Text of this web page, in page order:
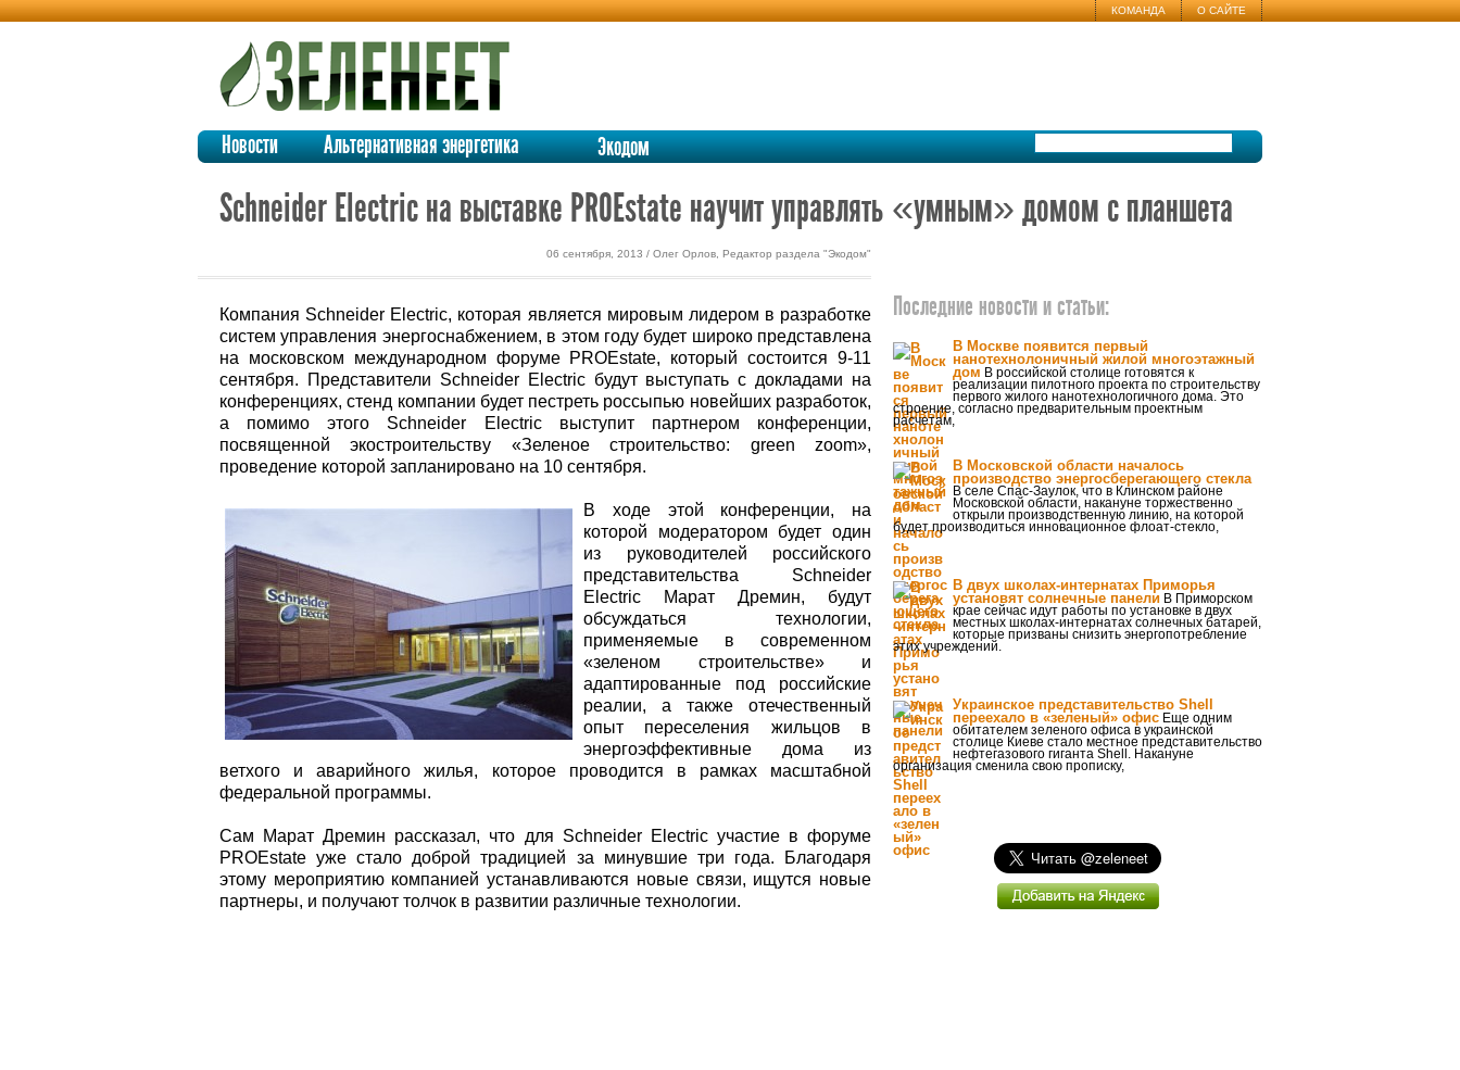
КОМАНДА О САЙТЕ
Новости Альтернативная энергетика Экодом
Schneider Electric на выставке PROEstate научит управлять «умным» домом с планшета
06 сентября, 2013 / Олег Орлов, Редактор раздела "Экодом"
Компания Schneider Electric, которая является мировым лидером в разработке
систем управления энергоснабжением, в этом году будет широко представлена
на московском международном форуме PROEstate, который состоится 9-11
сентября. Представители Schneider Electric будут выступать с докладами на
конференциях, стенд компании будет пестреть россыпью новейших разработок,
а помимо этого Schneider Electric выступит партнером конференции,
посвященной экостроительству «Зеленое строительство: green zoom»,
проведение которой запланировано на 10 сентября.
В ходе этой конференции, на
которой модератором будет один
из руководителей российского
представительства Schneider
Electric Марат Дремин, будут
обсуждаться технологии,
применяемые в современном
«зеленом строительстве» и
адаптированные под российские
реалии, а также отечественный
опыт переселения жильцов в
энергоэффективные дома из
ветхого и аварийного жилья, которое проводится в рамках масштабной
федеральной программы.
Сам Марат Дремин рассказал, что для Schneider Electric участие в форуме
PROEstate уже стало доброй традицией за минувшие три года. Благодаря
этому мероприятию компанией устанавливаются новые связи, ищутся новые
партнеры, и получают толчок в развитии различные технологии.
Последние новости и статьи:
В Москве появится первый
нанотехнолоничный жилой многоэтажный
дом В российской столице готовятся к
реализации пилотного проекта по строительству
первого жилого нанотехнологичного дома. Это
строение, согласно предварительным проектным
расчетам,
В Московской области началось
производство энергосберегающего стекла
В селе Спас-Заулок, что в Клинском районе
Московской области, накануне торжественно
открыли производственную линию, на которой
будет производиться инновационное флоат-стекло,
В двух школах-интернатах Приморья
установят солнечные панели В Приморском
крае сейчас идут работы по установке в двух
местных школах-интернатах солнечных батарей,
которые призваны снизить энергопотребление
этих учреждений.
Украинское представительство Shell
переехало в «зеленый» офис Еще одним
обитателем зеленого офиса в украинской
столице Киеве стало местное представительство
нефтегазового гиганта Shell. Накануне
организация сменила свою прописку,